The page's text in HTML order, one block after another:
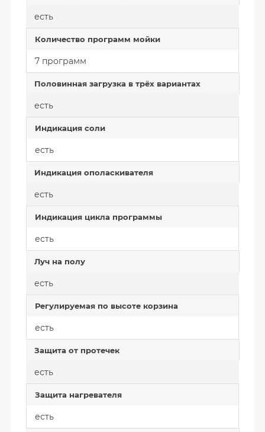
есть
Количество программ мойки
7 программ
Половинная загрузка в трёх вариантах
есть
Индикация соли
есть
Индикация ополаскивателя
есть
Индикация цикла программы
есть
Луч на полу
есть
Регулируемая по высоте корзина
есть
Защита от протечек
есть
Защита нагревателя
есть